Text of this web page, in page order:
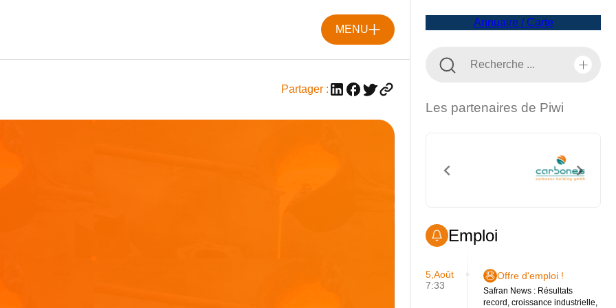
MENU
Partager :
Annuaire / Carte
Les partenaires de Piwi
Emploi
5,Août
7:33
Offre d'emploi !
Safran News : Résultats
record, croissance industrielle,